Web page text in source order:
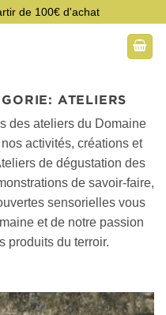
de 100€ d'achat
ATELIERS
des ateliers du Domaine
activités, créations et
de dégustation des
de savoir-faire,
sensorielles vous
et de notre passion
produits du terroir.